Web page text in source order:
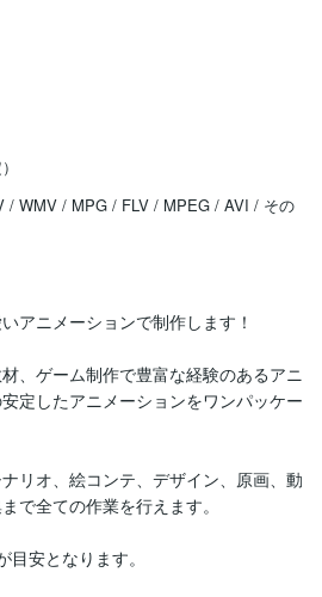
/ WMV / MPG / FLV / MPEG / AVI / その
アニメーションで制作します！
、ゲーム制作で豊富な経験のあるアニ
定したアニメーションをワンパッケー
リオ、絵コンテ、デザイン、原画、動
で全ての作業を行えます。
安となります。